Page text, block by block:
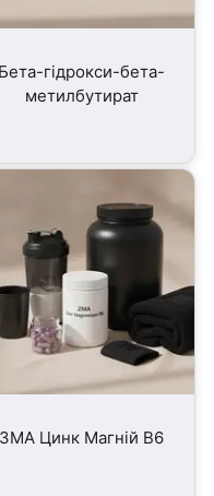
Бета-гідрокси-бета-
метилбутират
ЗМА Цинк Магній B6